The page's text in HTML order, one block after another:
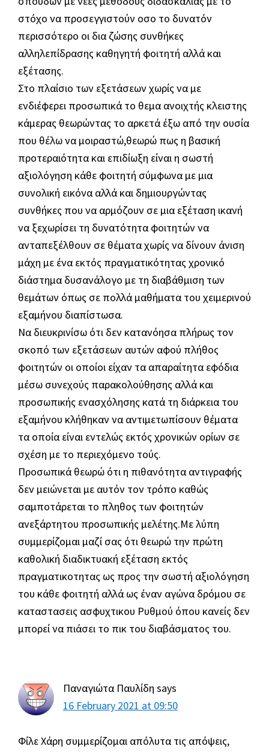
στόχο να προσεγγιστούν οσο το δυνατόν
περισσότερο οι δια ζώσης συνθήκες
αλληλεπίδρασης καθηγητή φοιτητή αλλά και
εξέτασης.
Στο πλαίσιο των εξετάσεων χωρίς να με
ενδιέφερει προσωπικά το θεμα ανοιχτής κλειστης
κάμερας θεωρώντας το αρκετά έξω από την ουσία
που θέλω να μοιραστώ,θεωρώ πως η βασική
προτεραιότητα και επιδίωξη είναι η σωστή
αξιολόγηση κάθε φοιτητή σύμφωνα με μια
συνολική εικόνα αλλά και δημιουργώντας
συνθήκες που να αρμόζουν σε μια εξέταση ικανή
να ξεχωρίσει τη δυνατότητα φοιτητών να
ανταπεξέλθουν σε θέματα χωρίς να δίνουν άνιση
μάχη με ένα εκτός πραγματικότητας χρονικό
διάστημα δυσανάλογο με τη διαβάθμιση των
θεμάτων όπως σε πολλά μαθήματα του χειμερινού
εξαμήνου διαπίστωσα.
Να διευκρινίσω ότι δεν κατανόησα πλήρως τον
σκοπό των εξετάσεων αυτών αφού πλήθος
φοιτητών οι οποίοι είχαν τα απαραίτητα εφόδια
μέσω συνεχούς παρακολούθησης αλλά και
προσωπικής ενασχόλησης κατά τη διάρκεια του
εξαμήνου κλήθηκαν να αντιμετωπίσουν θέματα
τα οποία είναι εντελώς εκτός χρονικών ορίων σε
σχέση με το περιεχόμενο τούς.
Προσωπικά θεωρώ ότι η πιθανότητα αντιγραφής
δεν μειώνεται με αυτόν τον τρόπο καθώς
σαμποτάρεται το πληθος των φοιτητών
ανεξάρτητου προσωπικής μελέτης.Με λύπη
συμμερίζομαι μαζί σας ότι θεωρώ την πρώτη
καθολική διαδικτυακή εξέταση εκτός
πραγματικοτητας ως προς την σωστή αξιολόγηση
του κάθε φοιτητή αλλά ως έναν αγώνα δρόμου σε
καταστασεις ασφυχτικου Ρυθμού όπου κανείς δεν
μπορεί να πιάσει το πικ του διαβάσματος του.
Παναγιώτα Παυλίδη says
16 February 2021 at 09:50
Φίλε Χάρη συμμερίζομαι απόλυτα τις απόψεις,